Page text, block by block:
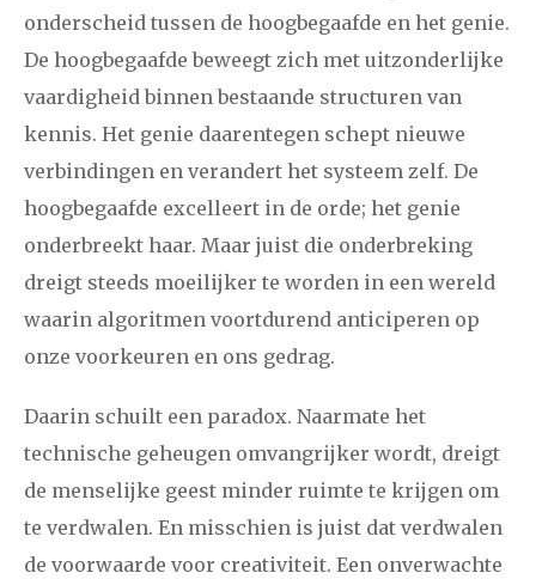
onderscheid tussen de hoogbegaafde en het genie.
De hoogbegaafde beweegt zich met uitzonderlijke
vaardigheid binnen bestaande structuren van
kennis. Het genie daarentegen schept nieuwe
verbindingen en verandert het systeem zelf. De
hoogbegaafde excelleert in de orde; het genie
onderbreekt haar. Maar juist die onderbreking
dreigt steeds moeilijker te worden in een wereld
waarin algoritmen voortdurend anticiperen op
onze voorkeuren en ons gedrag.
Daarin schuilt een paradox. Naarmate het
technische geheugen omvangrijker wordt, dreigt
de menselijke geest minder ruimte te krijgen om
te verdwalen. En misschien is juist dat verdwalen
de voorwaarde voor creativiteit. Een onverwachte